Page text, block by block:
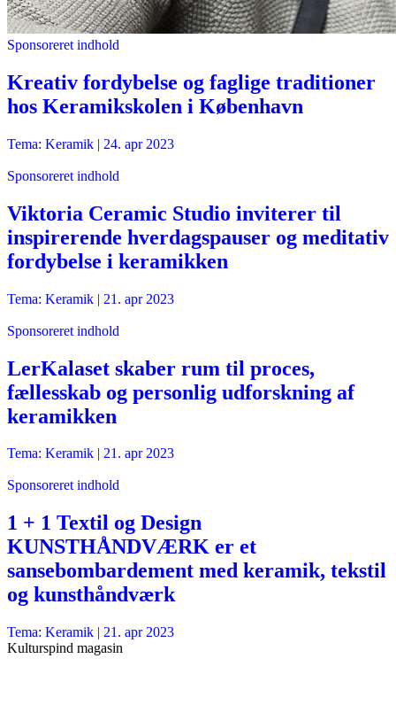
Sponsoreret indhold
Kreativ fordybelse og faglige traditioner
hos Keramikskolen i København
Tema: Keramik | 24. apr 2023
Sponsoreret indhold
Viktoria Ceramic Studio inviterer til
inspirerende hverdagspauser og meditativ
fordybelse i keramikken
Tema: Keramik | 21. apr 2023
Sponsoreret indhold
LerKalaset skaber rum til proces,
fællesskab og personlig udforskning af
keramikken
Tema: Keramik | 21. apr 2023
Sponsoreret indhold
1 + 1 Textil og Design
KUNSTHÅNDVÆRK er et
sansebombardement med keramik, tekstil
og kunsthåndværk
Tema: Keramik | 21. apr 2023
Kulturspind magasin